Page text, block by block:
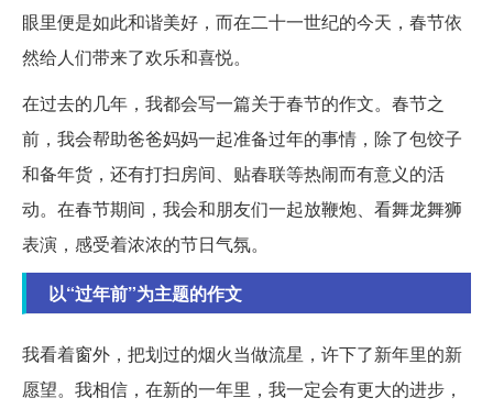
眼里便是如此和谐美好，而在二十一世纪的今天，春节依
然给人们带来了欢乐和喜悦。
在过去的几年，我都会写一篇关于春节的作文。春节之
前，我会帮助爸爸妈妈一起准备过年的事情，除了包饺子
和备年货，还有打扫房间、贴春联等热闹而有意义的活
动。在春节期间，我会和朋友们一起放鞭炮、看舞龙舞狮
表演，感受着浓浓的节日气氛。
以“过年前”为主题的作文
我看着窗外，把划过的烟火当做流星，许下了新年里的新
愿望。我相信，在新的一年里，我一定会有更大的进步，